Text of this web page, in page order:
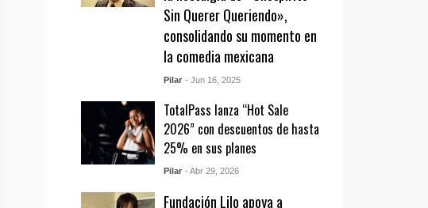
Sin Querer Queriendo»,
consolidando su momento en
la comedia mexicana
Pilar - Jun 16, 2025
TotalPass lanza “Hot Sale
2026” con descuentos de hasta
25% en sus planes
Pilar - Abr 29, 2026
Fundación Lilo apoya a